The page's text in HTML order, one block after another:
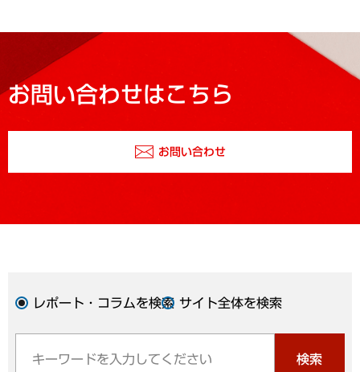
お問い合わせはこちら
お問い合わせ
レポート・コラムを検索 サイト全体を検索
検索